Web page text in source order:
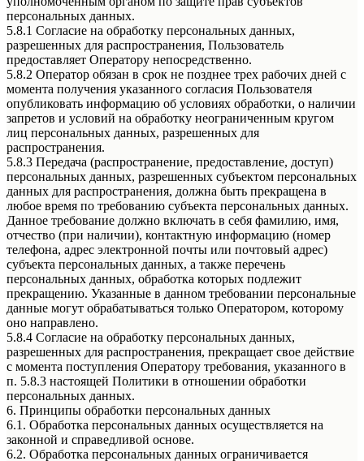
персональных данных.
5.8.1 Согласие на обработку персональных данных,
разрешенных для распространения, Пользователь
предоставляет Оператору непосредственно.
5.8.2 Оператор обязан в срок не позднее трех рабочих дней с
момента получения указанного согласия Пользователя
опубликовать информацию об условиях обработки, о наличии
запретов и условий на обработку неограниченным кругом
лиц персональных данных, разрешенных для
распространения.
5.8.3 Передача (распространение, предоставление, доступ)
персональных данных, разрешенных субъектом персональных
данных для распространения, должна быть прекращена в
любое время по требованию субъекта персональных данных.
Данное требование должно включать в себя фамилию, имя,
отчество (при наличии), контактную информацию (номер
телефона, адрес электронной почты или почтовый адрес)
субъекта персональных данных, а также перечень
персональных данных, обработка которых подлежит
прекращению. Указанные в данном требовании персональные
данные могут обрабатываться только Оператором, которому
оно направлено.
5.8.4 Согласие на обработку персональных данных,
разрешенных для распространения, прекращает свое действие
с момента поступления Оператору требования, указанного в
п. 5.8.3 настоящей Политики в отношении обработки
персональных данных.
6. Принципы обработки персональных данных
6.1. Обработка персональных данных осуществляется на
законной и справедливой основе.
6.2. Обработка персональных данных ограничивается